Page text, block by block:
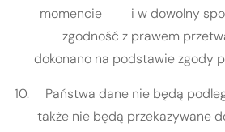
momencie i w dowolny
zgodność z prawem
dokonano na podstawie zgody
Państwa dane nie będą
także nie będą przekazywane